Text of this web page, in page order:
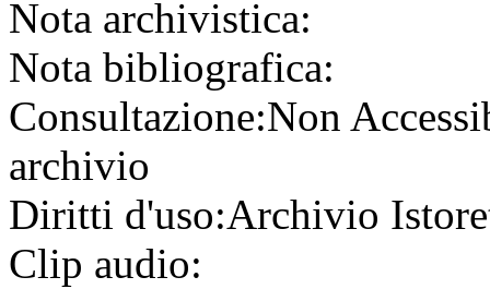
Nota archivistica:
Nota bibliografica:
Consultazione:Non
archivio
Diritti d'uso:Archivio
Clip audio: